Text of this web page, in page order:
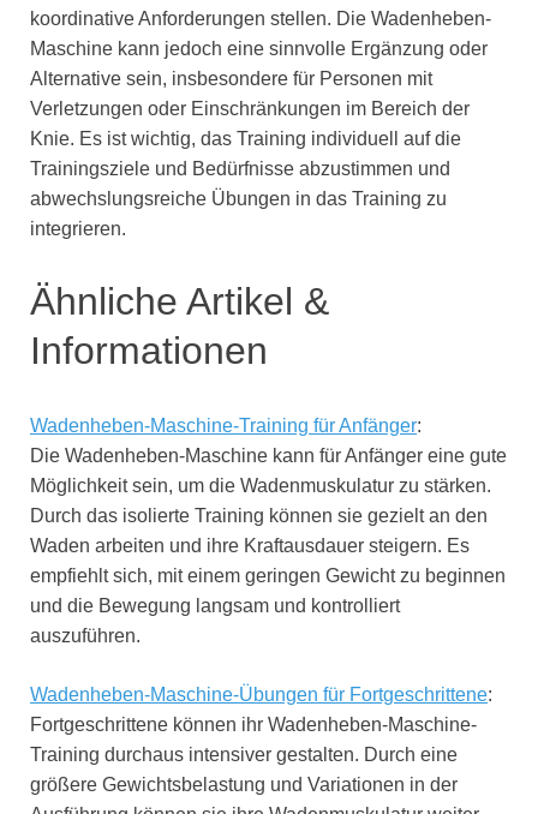
koordinative Anforderungen stellen. Die Wadenheben-
Maschine kann jedoch eine sinnvolle Ergänzung oder
Alternative sein, insbesondere für Personen mit
Verletzungen oder Einschränkungen im Bereich der
Knie. Es ist wichtig, das Training individuell auf die
Trainingsziele und Bedürfnisse abzustimmen und
abwechslungsreiche Übungen in das Training zu
integrieren.
Ähnliche Artikel &
Informationen
Wadenheben-Maschine-Training für Anfänger:
Die Wadenheben-Maschine kann für Anfänger eine gute
Möglichkeit sein, um die Wadenmuskulatur zu stärken.
Durch das isolierte Training können sie gezielt an den
Waden arbeiten und ihre Kraftausdauer steigern. Es
empfiehlt sich, mit einem geringen Gewicht zu beginnen
und die Bewegung langsam und kontrolliert
auszuführen.
Wadenheben-Maschine-Übungen für Fortgeschrittene:
Fortgeschrittene können ihr Wadenheben-Maschine-
Training durchaus intensiver gestalten. Durch eine
größere Gewichtsbelastung und Variationen in der